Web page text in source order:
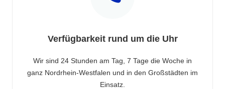
Verfügbarkeit rund um die Uhr
Wir sind 24 Stunden am Tag, 7 Tage die Woche in
ganz Nordrhein-Westfalen und in den Großstädten im
Einsatz.